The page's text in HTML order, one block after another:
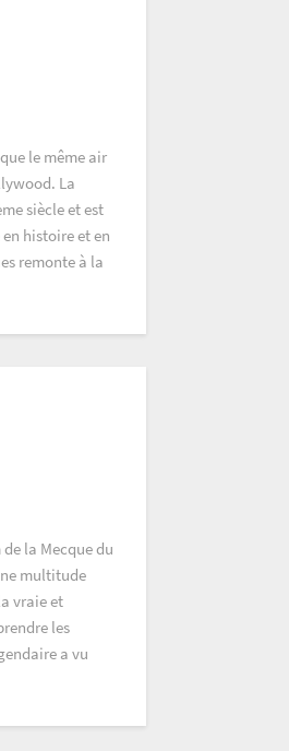
le même air
La
siècle et est
histoire et en
remonte à la
la Mecque du
multitude
vraie et
les
a vu